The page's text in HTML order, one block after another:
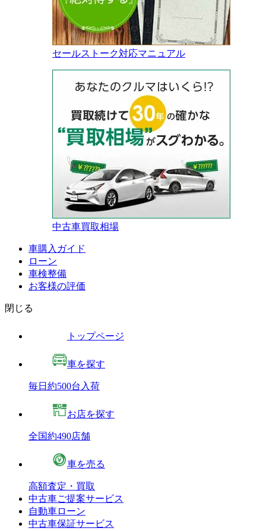
セールストーク対応マニュアル
中古車買取相場
車購入ガイド
ローン
車検整備
お客様の評価
閉じる
トップページ
車を探す
毎日約500台入荷
お店を探す
全国約490店舗
車を売る
高額査定・買取
中古車ご提案サービス
自動車ローン
中古車保証サービス